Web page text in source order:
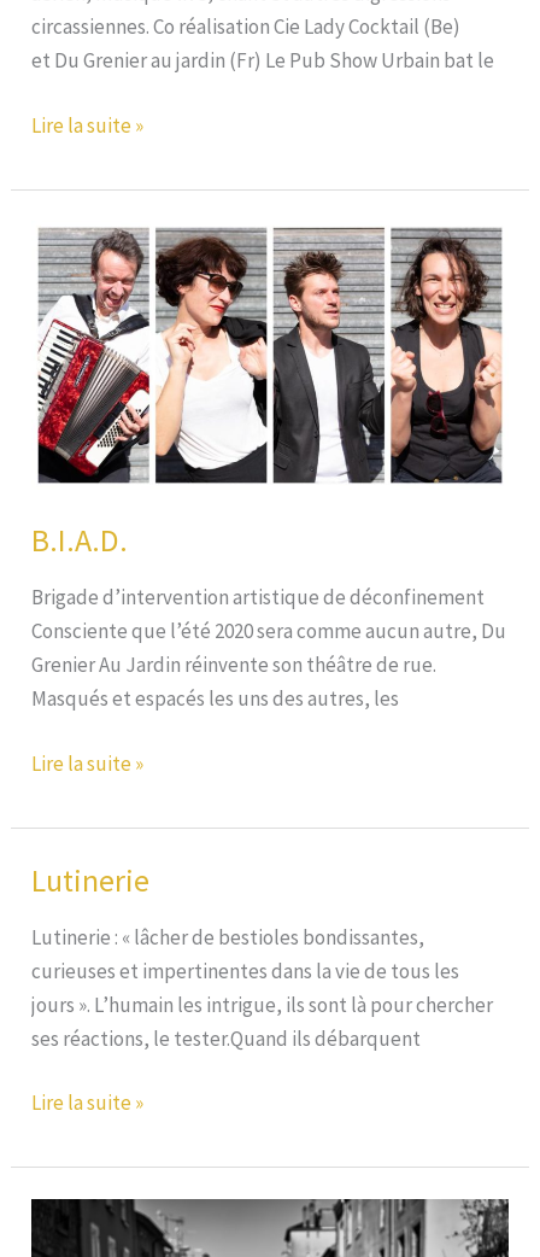
circassiennes. Co réalisation Cie Lady Cocktail (Be)
et Du Grenier au jardin (Fr) Le Pub Show Urbain bat le
Pub
Urbain
Lire la suite »
B.I.A.D.
Brigade d’intervention artistique de déconfinement
Consciente que l’été 2020 sera comme aucun autre, Du
Grenier Au Jardin réinvente son théâtre de rue.
Masqués et espacés les uns des autres, les
B.I.A.D.
Lire la suite »
Lutinerie
Lutinerie : « lâcher de bestioles bondissantes,
curieuses et impertinentes dans la vie de tous les
jours ». L’humain les intrigue, ils sont là pour chercher
ses réactions, le tester.Quand ils débarquent
Lutinerie
Lire la suite »